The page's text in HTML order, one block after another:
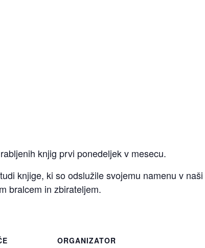
knjig prvi ponedeljek v mesecu.
knjige, ki so odslužile svojemu namenu v
bralcem in zbirateljem.
ORGANIZATOR